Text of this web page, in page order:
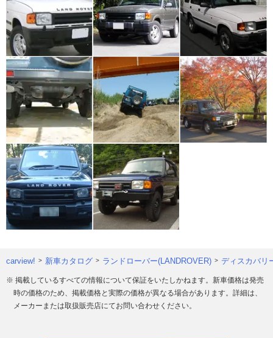
carview! 新車カタログ ランドローバー(LANDROVER) ディスカバリ
※ 掲載しているすべての情報について保証をいたしかねます。新車価格は発売
時の価格のため、掲載価格と実際の価格が異なる場合があります。詳細は、
メーカーまたは取扱販売店にてお問い合わせください。